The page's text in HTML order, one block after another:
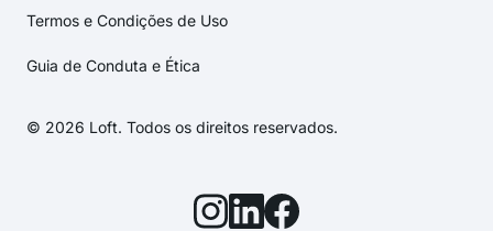
Termos e Condições de Uso
Guia de Conduta e Ética
© 2026 Loft. Todos os direitos reservados.